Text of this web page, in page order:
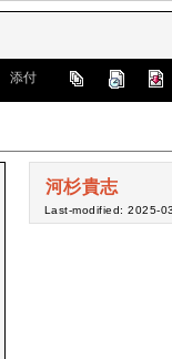
添付
河杉貴志
Last-modified: 2025-